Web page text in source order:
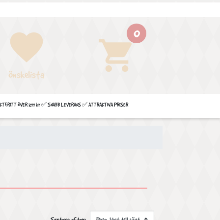
favorite
Önskelista shopping_cart
0
ÖVER 299 kr ✅ SNABB LEVERANS ✅ ATTRAKTIVA PRISER